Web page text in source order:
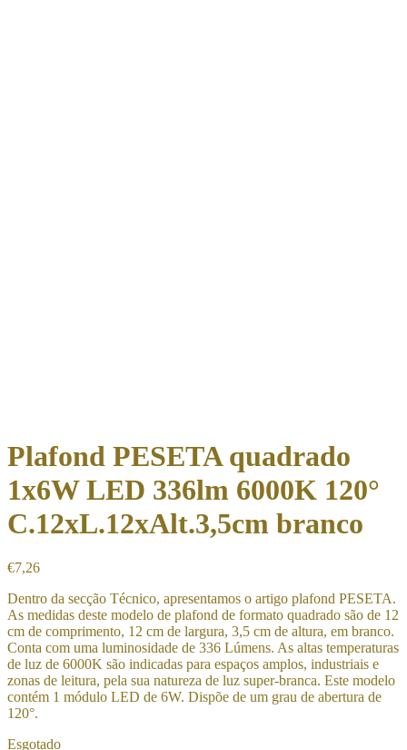
Plafond PESETA quadrado
1x6W LED 336lm 6000K 120°
C.12xL.12xAlt.3,5cm branco
€7,26
Dentro da secção Técnico, apresentamos o artigo plafond PESETA.
As medidas deste modelo de plafond de formato quadrado são de 12
cm de comprimento, 12 cm de largura, 3,5 cm de altura, em branco.
Conta com uma luminosidade de 336 Lúmens. As altas temperaturas
de luz de 6000K são indicadas para espaços amplos, industriais e
zonas de leitura, pela sua natureza de luz super-branca. Este modelo
contém 1 módulo LED de 6W. Dispõe de um grau de abertura de
120°.
Esgotado